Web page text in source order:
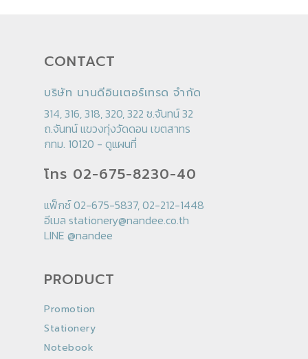
CONTACT
บริษัท นานดีอินเตอร์เทรด จำกัด
314, 316, 318, 320, 322 ซ.จันทน์ 32
ถ.จันทน์ แขวงทุ่งวัดดอน เขตสาทร
กทม. 10120 - ดูแผนที่
โทร 02-675-8230-40
แฟ็กซ์ 02-675-5837, 02-212-1448
อีเมล stationery@nandee.co.th
LINE @nandee
PRODUCT
Promotion
Stationery
Notebook